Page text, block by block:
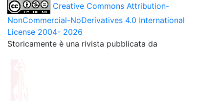
Creative Commons Attribution-
NonCommercial-NoDerivatives 4.0 International
License 2004- 2026
Storicamente è una rivista pubblicata da